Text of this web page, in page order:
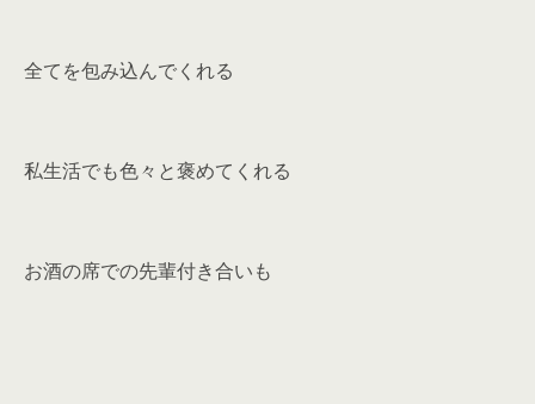
全てを包み込んでくれる
私生活でも色々と褒めてくれる
お酒の席での先輩付き合いも